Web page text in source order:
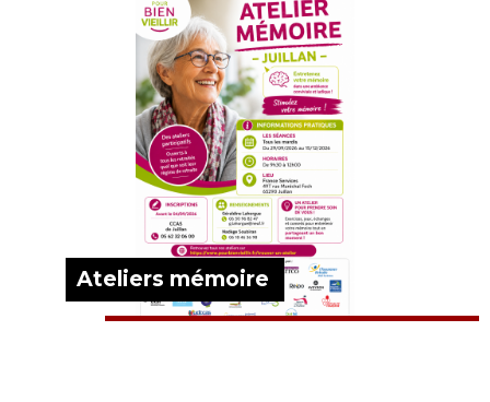
Ateliers mémoire